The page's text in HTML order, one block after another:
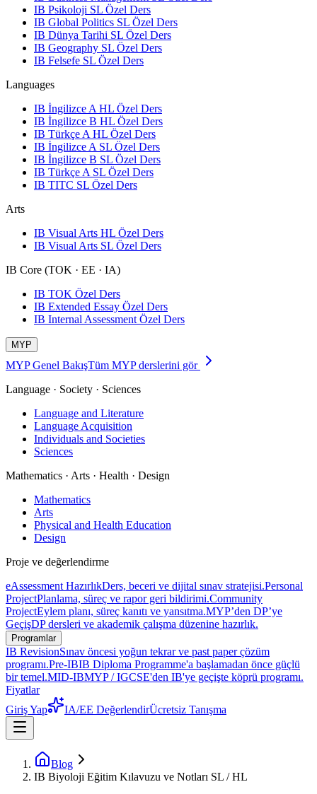
IB Psikoloji SL Özel Ders
IB Global Politics SL Özel Ders
IB Dünya Tarihi SL Özel Ders
IB Geography SL Özel Ders
IB Felsefe SL Özel Ders
Languages
IB İngilizce A HL Özel Ders
IB İngilizce B HL Özel Ders
IB Türkçe A HL Özel Ders
IB İngilizce A SL Özel Ders
IB İngilizce B SL Özel Ders
IB Türkçe A SL Özel Ders
IB TITC SL Özel Ders
Arts
IB Visual Arts HL Özel Ders
IB Visual Arts SL Özel Ders
IB Core (TOK · EE · IA)
IB TOK Özel Ders
IB Extended Essay Özel Ders
IB Internal Assessment Özel Ders
MYP
MYP Genel BakışTüm MYP derslerini gör
Language · Society · Sciences
Language and Literature
Language Acquisition
Individuals and Societies
Sciences
Mathematics · Arts · Health · Design
Mathematics
Arts
Physical and Health Education
Design
Proje ve değerlendirme
eAssessment HazırlıkDers, beceri ve dijital sınav stratejisi.Personal
ProjectPlanlama, süreç ve rapor geri bildirimi.Community
ProjectEylem planı, süreç kanıtı ve yansıtma.MYP’den DP’ye
GeçişDP dersleri ve akademik çalışma düzenine hazırlık.
Programlar
IB RevisionSınav öncesi yoğun tekrar ve past paper çözüm
programı.Pre-IBIB Diploma Programme'a başlamadan önce güçlü
bir temel.MID-IBMYP / IGCSE'den IB'ye geçişte köprü programı.
Fiyatlar
Giriş Yap
IA/EE DeğerlendirÜcretsiz Tanışma
Blog
IB Biyoloji Eğitim Kılavuzu ve Notları SL / HL